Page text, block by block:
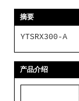
摘要
YTSRX300-A
产品介绍